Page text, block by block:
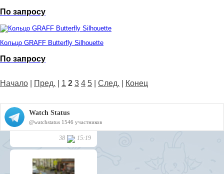
По запросу
Кольцо GRAFF Butterfly Silhouette
По запросу
Начало Пред. 1 2 3 4 5 След. Конец